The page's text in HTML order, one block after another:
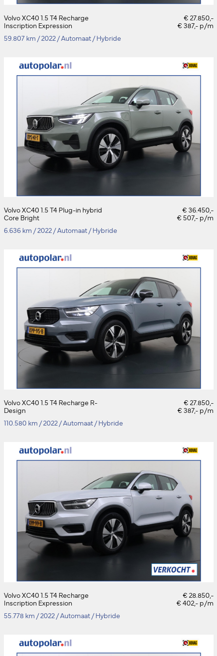
Volvo XC40 1.5 T4 Recharge
Inscription Expression
€ 27.850,-
€ 387,- p/m
59.807 km /2022 /Automaat /Hybride
Volvo XC40 1.5 T4 Plug-in hybrid
Core Bright
€ 36.450,-
€ 507,- p/m
6.636 km /2022 /Automaat /Hybride
Volvo XC40 1.5 T4 Recharge R-
Design
€ 27.850,-
€ 387,- p/m
110.580 km /2022 /Automaat /Hybride
Volvo XC40 1.5 T4 Recharge
Inscription Expression
€ 28.850,-
€ 402,- p/m
55.778 km /2022 /Automaat /Hybride